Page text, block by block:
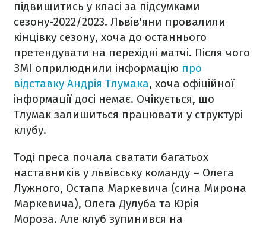
підвищитись у класі за підсумками
сезону-2022/2023. Львів'яни провалили
кінцівку сезону, хоча до останнього
претендувати на перехідні матчі. Після чого
ЗМІ оприлюднили інформацію про
відставку Андрія Тлумака, хоча офіційної
інформації досі немає. Очікується, що
Тлумак залишиться працювати у структурі
клубу.
Тоді преса почала сватати багатьох
наставників у львівську команду – Олега
Лужного, Остапа Маркевича (сина Мирона
Маркевича), Олега Дулуба та Юрія
Мороза. Але клуб зупинився на